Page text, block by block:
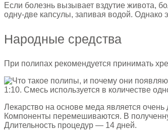
Если болезнь вызывает вздутие живота,
одну-две капсулы, запивая водой. Однако
Народные средства
При полипах рекомендуется принимать
1:10. Смесь используется в количестве
Лекарство на основе меда является
Компоненты перемешиваются. В
Длительность процедур — 14 дней.